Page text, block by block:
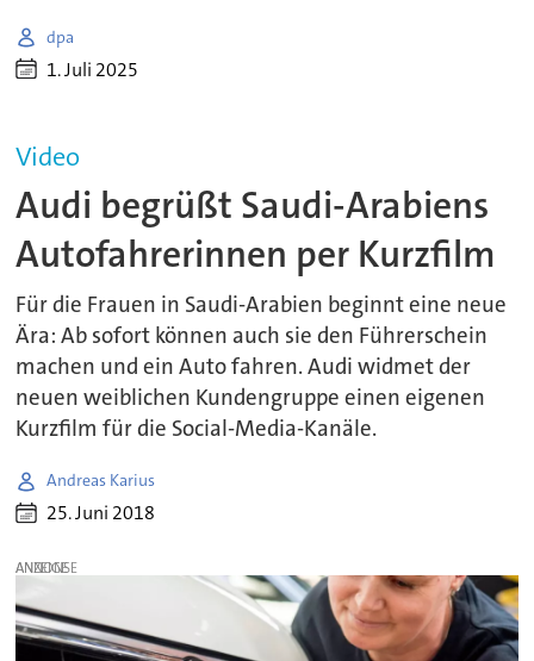
dpa
1. Juli 2025
Video
Audi begrüßt Saudi-Arabiens
Autofahrerinnen per Kurzfilm
Für die Frauen in Saudi-Arabien beginnt eine neue
Ära: Ab sofort können auch sie den Führerschein
machen und ein Auto fahren. Audi widmet der
neuen weiblichen Kundengruppe einen eigenen
Kurzfilm für die Social-Media-Kanäle.
Andreas Karius
25. Juni 2018
ANZEIGE